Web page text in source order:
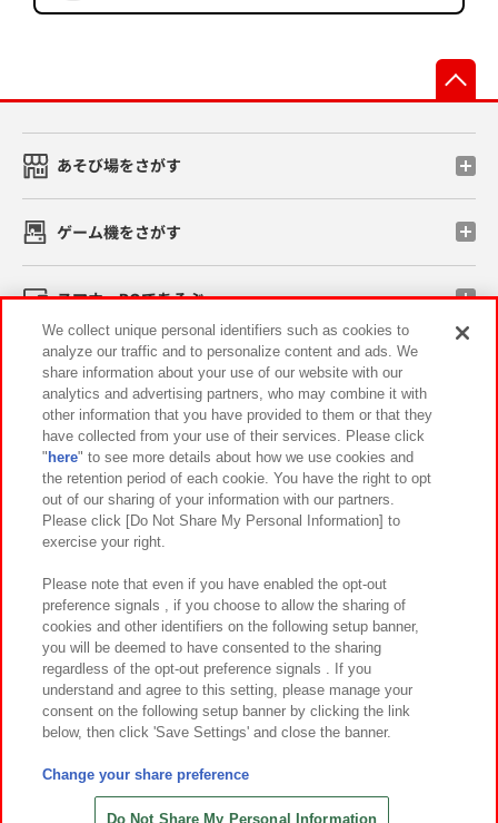
あそび場をさがす
ゲーム機をさがす
スマホ・PCであそぶ
イベント・キャンペーン
関連会社 サステナビリティ サイトポリシー
プライバシーポリシー ウェブアクセシビリティ方針と検証結果
お取引先さまとともに
カスタマーハラスメント対応方針 よくあるご質問・お問い合わせ
©Bandai Namco Amusement Inc.
©Bandai Namco Amusement Lab Inc.
©HANAYASHIKI Co., Ltd. All Rights Reserved.
We collect unique personal identifiers such as cookies to
analyze our traffic and to personalize content and ads. We
share information about your use of our website with our
analytics and advertising partners, who may combine it with
other information that you have provided to them or that they
have collected from your use of their services. Please click
" here" to see more details about how we use cookies and
the retention period of each cookie. You have the right to opt
out of our sharing of your information with our partners.
Please click [Do Not Share My Personal Information] to
exercise your right.
Please note that even if you have enabled the opt-out
preference signals , if you choose to allow the sharing of
cookies and other identifiers on the following setup banner,
you will be deemed to have consented to the sharing
regardless of the opt-out preference signals . If you
understand and agree to this setting, please manage your
consent on the following setup banner by clicking the link
below, then click 'Save Settings' and close the banner.
Change your share preference
Do Not Share My Personal Information